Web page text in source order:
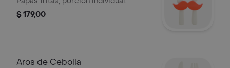
$ 179,00
Aros de Cebolla